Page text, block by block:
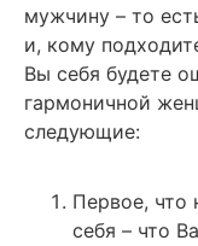
мужчину – то
и, кому
Вы себя будете
гармоничной
следующие:
Первое, что
себя – что